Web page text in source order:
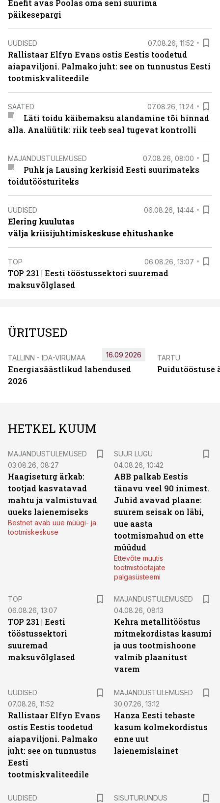
Enefit avas Poolas oma seni suurima
päikesepargi
UUDISED 07.08.26, 11:52
Rallistaar Elfyn Evans ostis Eestis toodetud
aiapaviljoni. Palmako juht: see on tunnustus Eesti
tootmiskvaliteedile
SAATED 07.08.26, 11:24
Läti toidu käibemaksu alandamine tõi hinnad
alla. Analüütik: riik teeb seal tugevat kontrolli
MAJANDUSTULEMUSED 07.08.26, 08:00
Puhk ja Lausing kerkisid Eesti suurimateks
toidutöösturiteks
UUDISED 06.08.26, 14:44
Elering kuulutas
välja kriisijuhtimiskeskuse ehitushanke
TOP 06.08.26, 13:07
TOP 231 | Eesti tööstussektori suuremad
maksuvõlglased
ÜRITUSED
TALLINN - IDA-VIRUMAA
Energiasäästlikud lahendused
2026
16.09.2026 TARTU
Puidutööstuse
HETKEL KUUM
MAJANDUSTULEMUSED
03.08.26, 08:27
Haagiseturg ärkab:
tootjad kasvatavad
mahtu ja valmistuvad
uueks laienemiseks
Bestnet avab uue müügi- ja
tootmiskeskuse
SUUR LUGU
04.08.26, 10:42
ABB palkab Eestis
tänavu veel 90 inimest.
Juhid avavad plaane:
suurem seisak on läbi,
uue aasta
tootmismahud on ette
müüdud
Ettevõte muutis
tootmistöötajate
palgasüsteemi
TOP
06.08.26, 13:07
TOP 231 | Eesti
tööstussektori
suuremad
maksuvõlglased
MAJANDUSTULEMUSED
04.08.26, 08:13
Kehra metallitööstus
mitmekordistas kasumi
ja uus tootmishoone
valmib plaanitust
varem
UUDISED
07.08.26, 11:52
Rallistaar Elfyn Evans
ostis Eestis toodetud
aiapaviljoni. Palmako
juht: see on tunnustus
Eesti
tootmiskvaliteedile
MAJANDUSTULEMUSED
30.07.26, 13:12
Hanza Eesti tehaste
kasum kolmekordistus
enne uut
laienemislainet
UUDISED SISUTURUNDUS